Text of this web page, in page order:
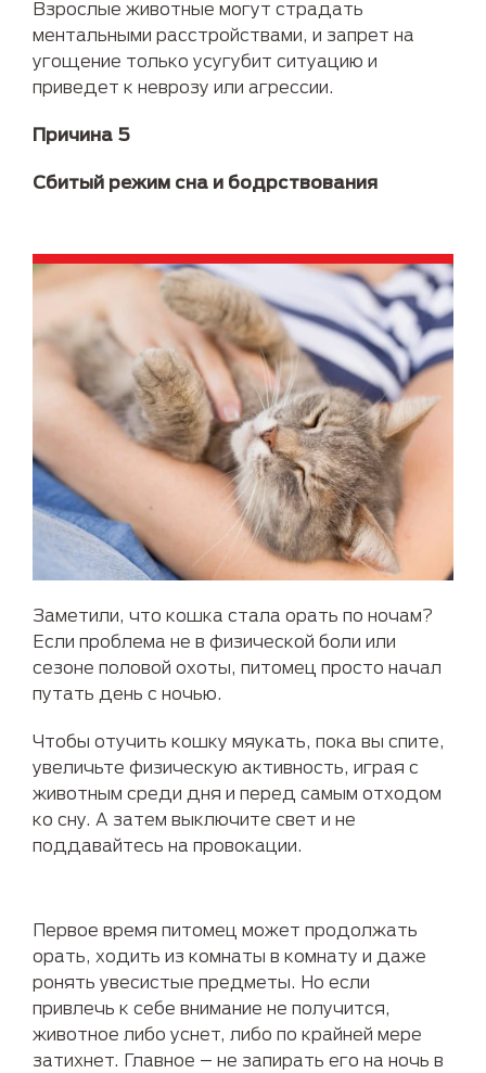
Взрослые животные могут страдать
ментальными расстройствами, и запрет на
угощение только усугубит ситуацию и
приведет к неврозу или агрессии.
Причина 5
Сбитый режим сна и бодрствования
Заметили, что кошка стала орать по ночам?
Если проблема не в физической боли или
сезоне половой охоты, питомец просто начал
путать день с ночью.
Чтобы отучить кошку мяукать, пока вы спите,
увеличьте физическую активность, играя с
животным среди дня и перед самым отходом
ко сну. А затем выключите свет и не
поддавайтесь на провокации.
Первое время питомец может продолжать
орать, ходить из комнаты в комнату и даже
ронять увесистые предметы. Но если
привлечь к себе внимание не получится,
животное либо уснет, либо по крайней мере
затихнет. Главное – не запирать его на ночь в